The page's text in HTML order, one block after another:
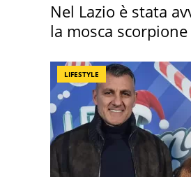
Nel Lazio è stata
la mosca scorpione
LIFESTYLE